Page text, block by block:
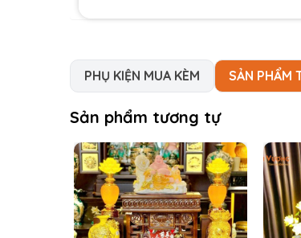
PHỤ KIỆN MUA KÈM SẢN PHẨM
Sản phẩm tương tự